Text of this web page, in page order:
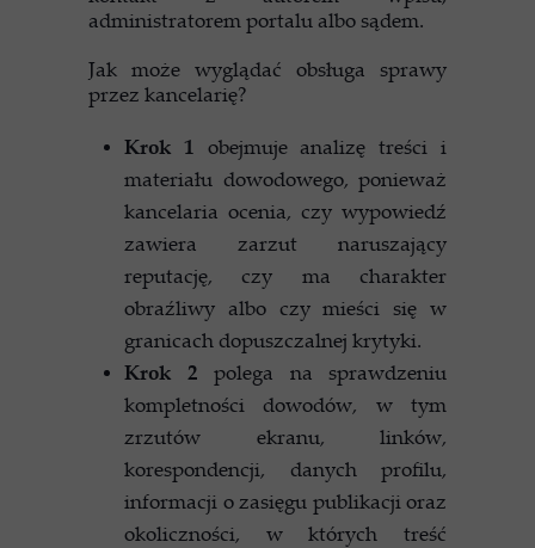
administratorem portalu albo sądem.
Jak może wyglądać obsługa sprawy
przez kancelarię?
Krok 1 obejmuje analizę treści i
materiału dowodowego, ponieważ
kancelaria ocenia, czy wypowiedź
zawiera zarzut naruszający
reputację, czy ma charakter
obraźliwy albo czy mieści się w
granicach dopuszczalnej krytyki.
Krok 2 polega na sprawdzeniu
kompletności dowodów, w tym
zrzutów ekranu, linków,
korespondencji, danych profilu,
informacji o zasięgu publikacji oraz
okoliczności, w których treść